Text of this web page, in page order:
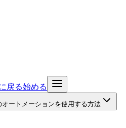
戻る始める
ートメーションを使用する方法